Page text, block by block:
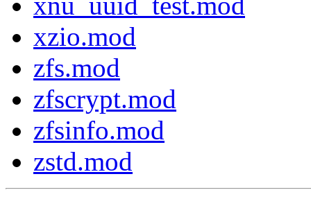
xzio.mod
zfs.mod
zfscrypt.mod
zfsinfo.mod
zstd.mod